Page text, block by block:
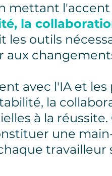
mettant
la
outils
aux
avec l'IA et les
la
à la
une
travailleur